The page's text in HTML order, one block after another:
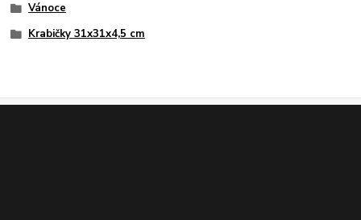
Vánoce
Krabičky 31x31x4,5 cm